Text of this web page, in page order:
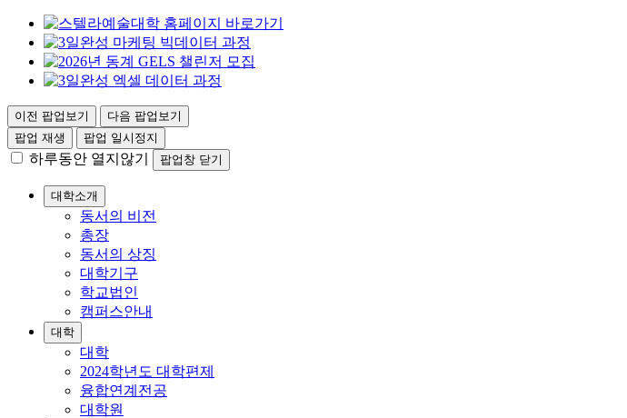
이전 팝업보기
다음 팝업보기
팝업 재생
팝업 일시정지
하루동안 열지않기 팝업창 닫기
대학소개
동서의 비전
총장
동서의 상징
대학기구
학교법인
캠퍼스안내
대학
대학
2024학년도 대학편제
융합연계전공
대학원